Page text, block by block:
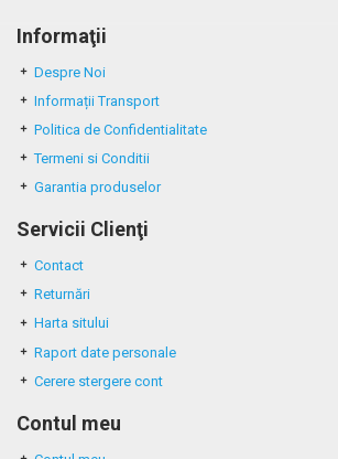
Informaţii
Despre Noi
Informații Transport
Politica de Confidentialitate
Termeni si Conditii
Garantia produselor
Servicii Clienţi
Contact
Returnări
Harta sitului
Raport date personale
Cerere stergere cont
Contul meu